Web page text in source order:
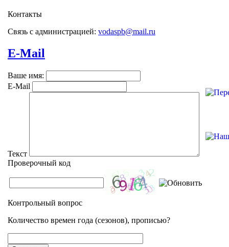
Контакты
Связь с администрацией: vodaspb@mail.ru
E-Mail
Ваше имя:
E-Mail
Текст
Проверочный код
Контрольный вопрос
Количество времен года (сезонов), прописью?